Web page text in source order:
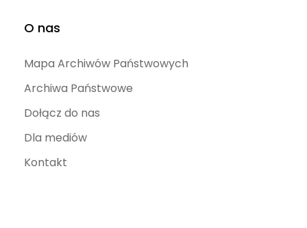
O nas
Mapa Archiwów Państwowych
Archiwa Państwowe
Dołącz do nas
Dla mediów
Kontakt